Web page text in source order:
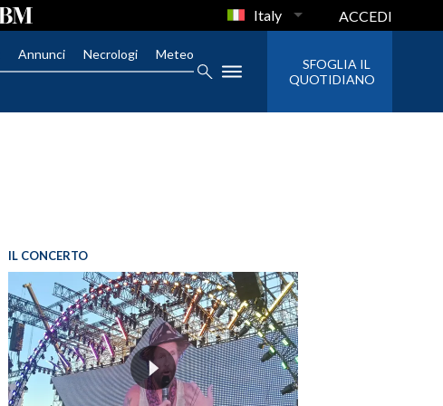
Italy ACCEDI
Annunci Necrologi Meteo
SFOGLIA IL
QUOTIDIANO
IL CONCERTO